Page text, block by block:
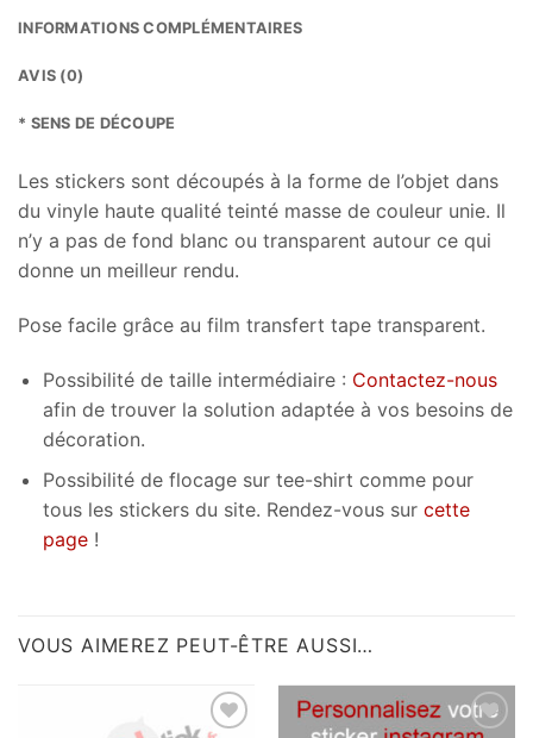
INFORMATIONS COMPLÉMENTAIRES
AVIS (0)
* SENS DE DÉCOUPE
Les stickers sont découpés à la forme de l’objet dans
du vinyle haute qualité teinté masse de couleur unie. Il
n’y a pas de fond blanc ou transparent autour ce qui
donne un meilleur rendu.
Pose facile grâce au film transfert tape transparent.
Possibilité de taille intermédiaire : Contactez-nous
afin de trouver la solution adaptée à vos besoins de
décoration.
Possibilité de flocage sur tee-shirt comme pour
tous les stickers du site. Rendez-vous sur cette
page!
VOUS AIMEREZ PEUT-ÊTRE AUSSI…